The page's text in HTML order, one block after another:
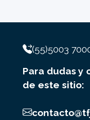
(55)5003
Para dudas y
de este sitio: